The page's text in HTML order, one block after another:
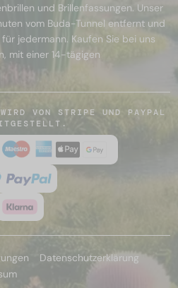
und Brillenfassungen. Unser
vom Buda-Tunnel entfernt und
jedermann. Kaufen Sie bei uns
mit einer 14-tägigen
VON STRIPE UND PAYPAL
Datenschutzerklärung